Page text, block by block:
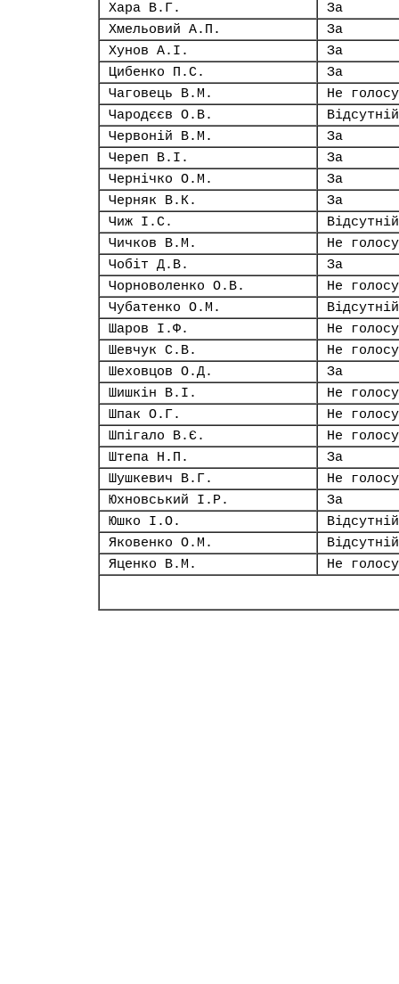
Хара В.Г.
За
Хмельовий А.П.
За
Хунов А.І.
За
Цибенко П.С.
За
Чаговець В.М.
Не
Чародєєв О.В.
Відсутній
Червоній В.М.
За
Череп В.І.
За
Чернічко О.М.
За
Черняк В.К.
За
Чиж І.С.
Відсутній
Чичков В.М.
Не
Чобіт Д.В.
За
Чорноволенко О.В.
Не
Чубатенко О.М.
Відсутній
Шаров І.Ф.
Не
Шевчук С.В.
Не
Шеховцов О.Д.
За
Шишкін В.І.
Не
Шпак О.Г.
Не
Шпігало В.Є.
Не
Штепа Н.П.
За
Шушкевич В.Г.
Не
Юхновський І.Р.
За
Юшко І.О.
Відсутній
Яковенко О.М.
Відсутній
Яценко В.М.
Не